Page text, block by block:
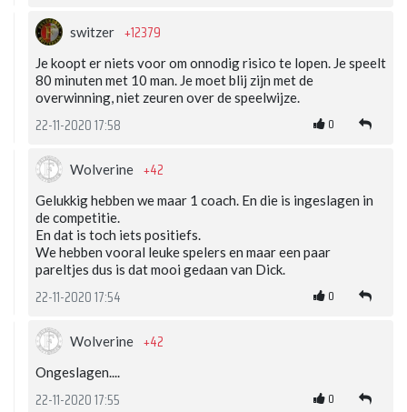
switzer +12379
Je koopt er niets voor om onnodig risico te lopen. Je speelt
80 minuten met 10 man. Je moet blij zijn met de
overwinning, niet zeuren over de speelwijze.
22-11-2020 17:58 0
Wolverine +42
Gelukkig hebben we maar 1 coach. En die is ingeslagen in
de competitie.
En dat is toch iets positiefs.
We hebben vooral leuke spelers en maar een paar
pareltjes dus is dat mooi gedaan van Dick.
22-11-2020 17:54 0
Wolverine +42
Ongeslagen....
22-11-2020 17:55 0